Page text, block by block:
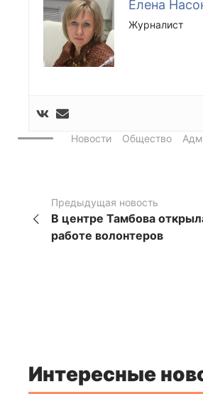
Елена
Журналист
Новости Общество
Предыдущая новость
В центре Тамбова
работе волонтеров
Интересные